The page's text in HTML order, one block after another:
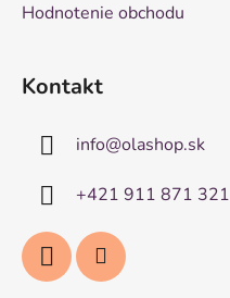
Hodnotenie obchodu
Kontakt
info@olashop.sk
+421 911 871 321